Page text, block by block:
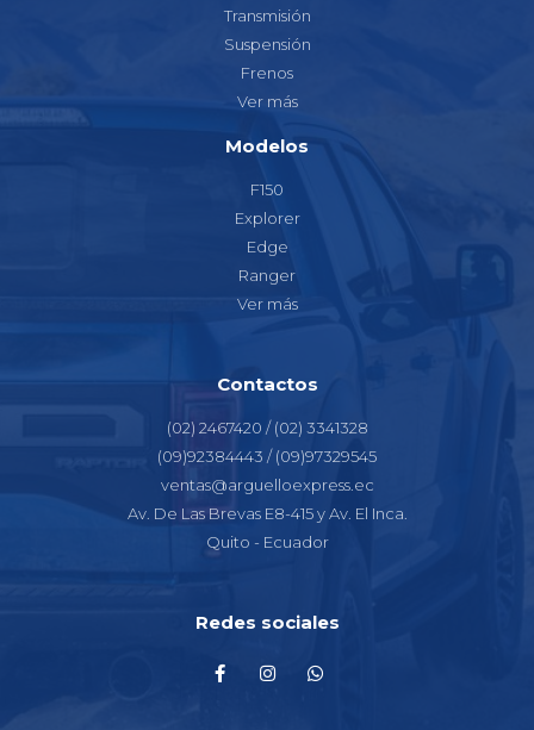
Transmisión
Suspensión
Frenos
Ver más
Modelos
F150
Explorer
Edge
Ranger
Ver más
Contactos
(02) 2467420 / (02) 3341328
(09)92384443 / (09)97329545
ventas@arguelloexpress.ec
Av. De Las Brevas E8-415 y Av. El Inca.
Quito - Ecuador
Redes sociales